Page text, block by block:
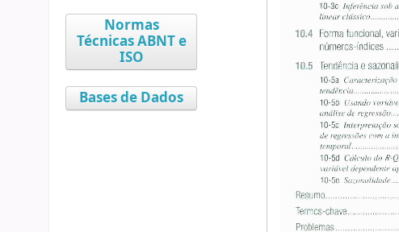
Normas
Técnicas ABNT e
ISO
Bases de Dados